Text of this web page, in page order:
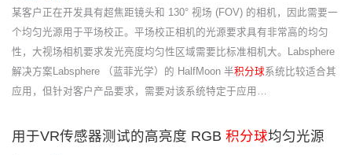
某客户正在开发具有超焦距镜头和 130° 视场 (FOV) 的相机，因此需要一
个均匀光源用于平场校正。平场校正相机的光源要求具有非常高的均匀
性，大视场相机要求发光亮度均匀性区域需要比标准相机大。Labsphere
解决方案Labsphere （蓝菲光学）的 HalfMoon 半积分球系统比较适合其
应用，但针对客户产品要求，需要对该系统特定于应用…
用于VR传感器测试的高亮度 RGB 积分球均匀光源